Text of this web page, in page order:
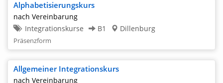
Alphabetisierungskurs
nach Vereinbarung
Integrationskurse
B1 Dillenburg
Präsenzform
Allgemeiner Integrationskurs
nach Vereinbarung